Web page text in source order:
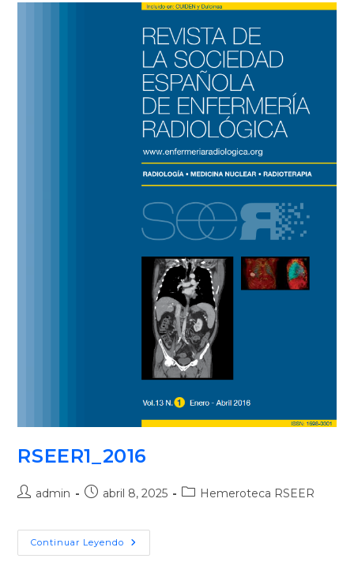
RSEER1_2016
admin abril 8, 2025 Hemeroteca RSEER
Continuar Leyendo